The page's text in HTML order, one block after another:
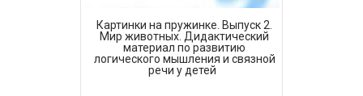
Картинки на пружинке. Выпуск 2.
Мир животных. Дидактический
материал по развитию
логического мышления и связной
речи у детей